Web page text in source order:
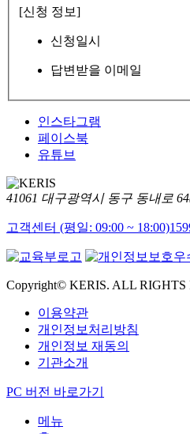
[신청 정보]
신청일시
답변받을 이메일
인스타그램
페이스북
유튜브
41061 대구광역시 동구 동내로
고객센터 (평일: 09:00 ~ 18:00)
Copyright© KERIS. ALL RIGHTS
이용약관
개인정보처리방침
개인정보 재동의
기관소개
PC 버전 바로가기
메뉴